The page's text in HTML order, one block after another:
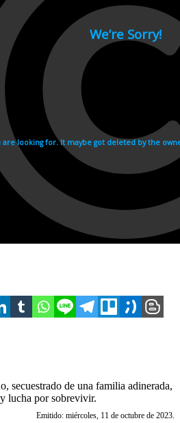
secuestrado de una familia adinerada,
lucha por sobrevivir.
Emitido: miércoles, 11 de octubre de 2023.